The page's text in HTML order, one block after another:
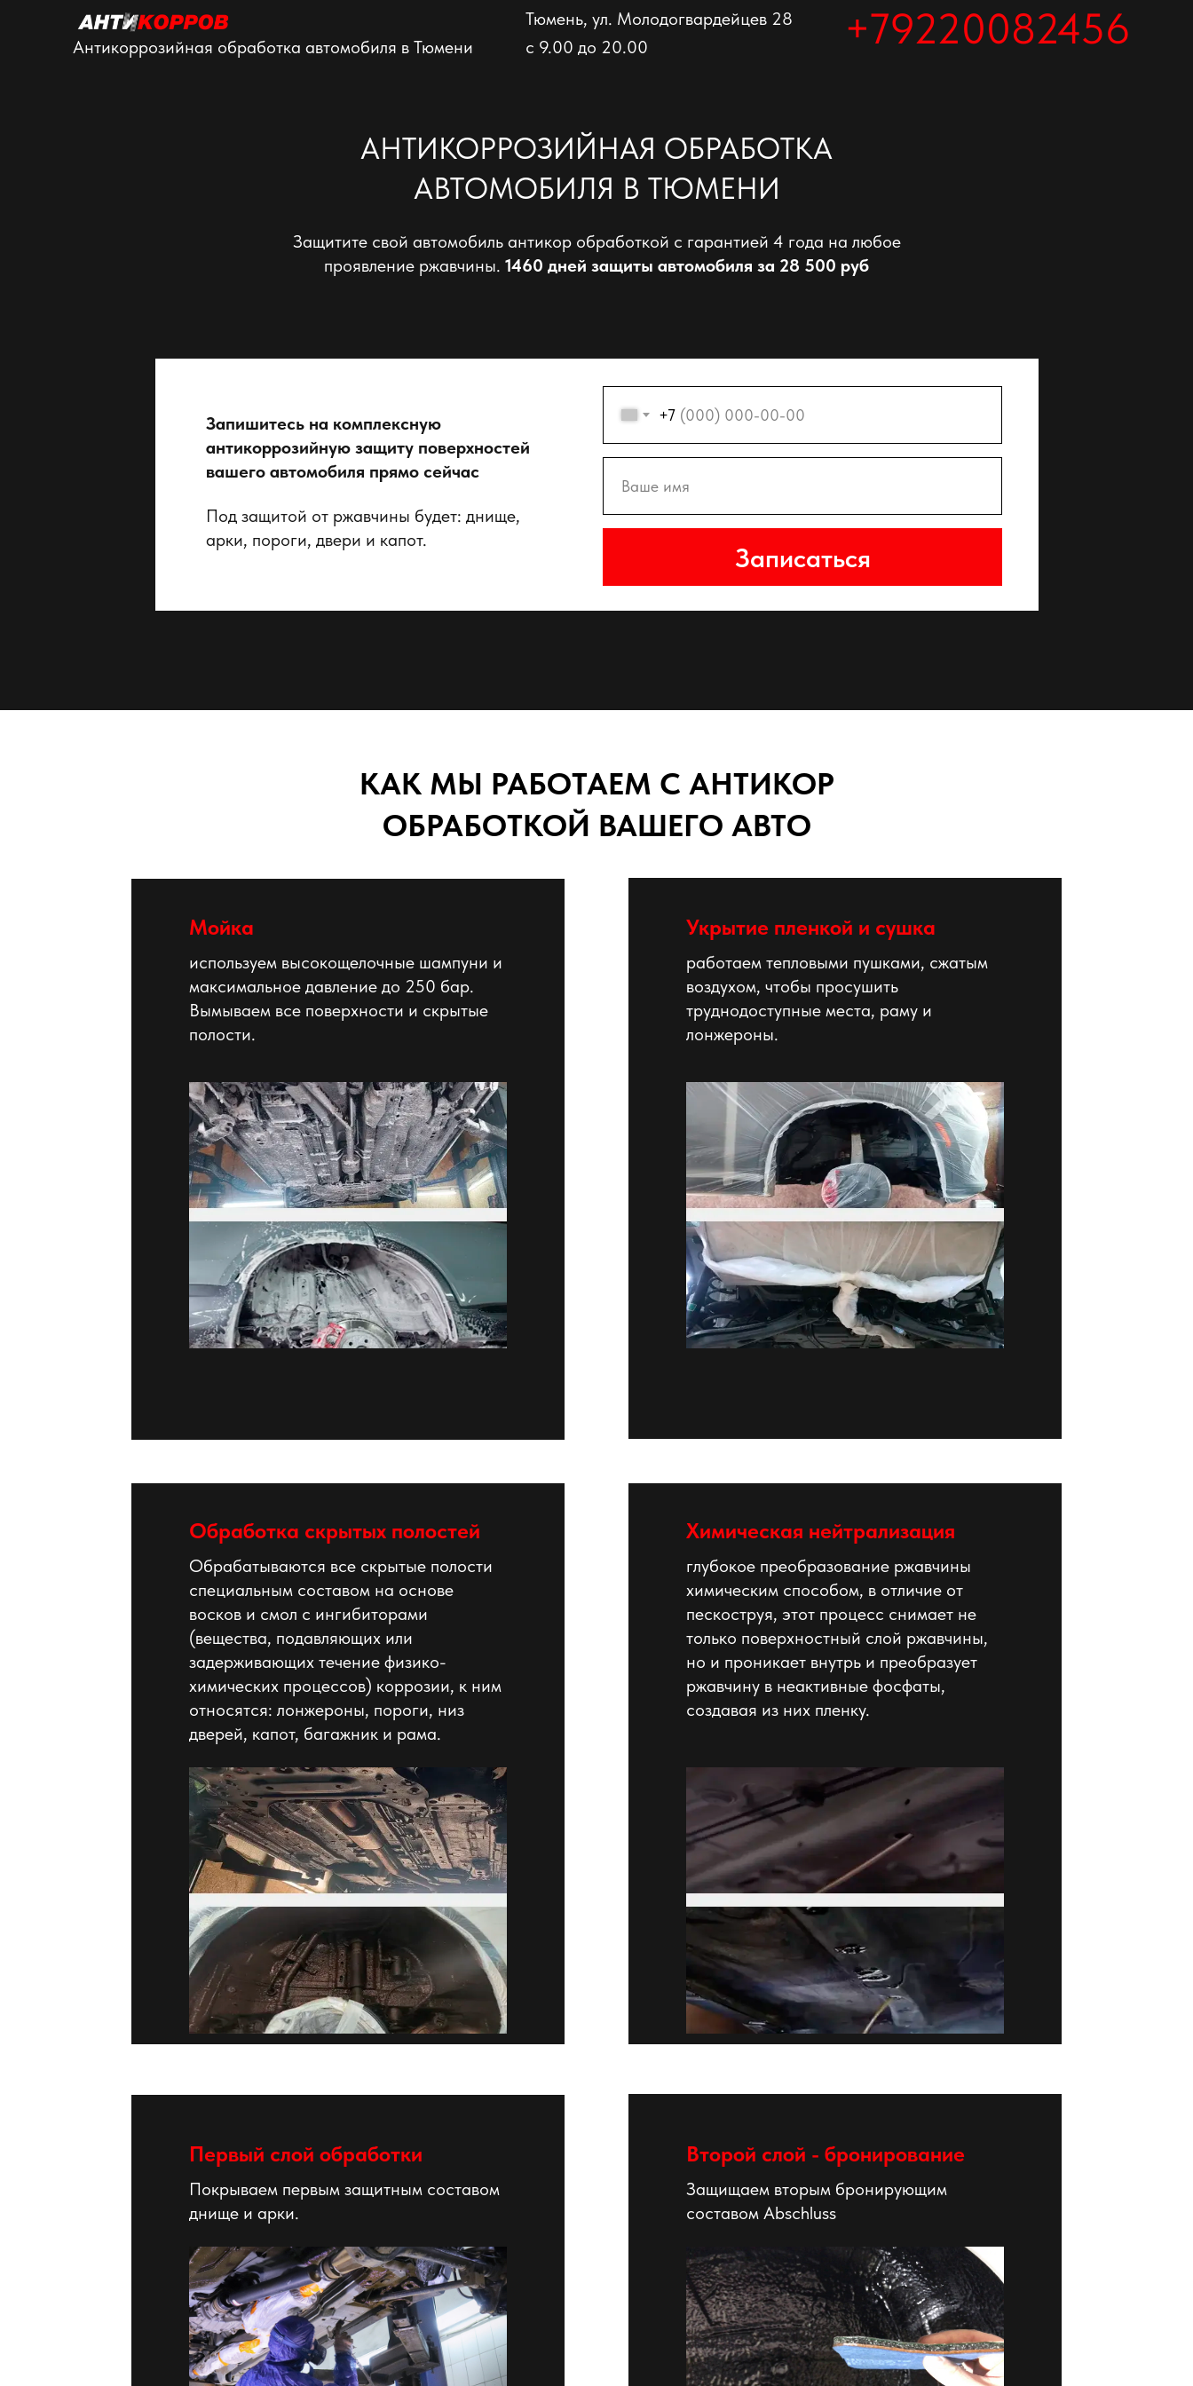
с 9.00 до 20.00 +79220082456
Тюмень, ул. Молодогвардейцев 28
Антикоррозийная обработка автомобиля в Тюмени
АНТИКОРРОЗИЙНАЯ ОБРАБОТКА
АВТОМОБИЛЯ В ТЮМЕНИ
Защитите свой автомобиль антикор обработкой с гарантией 4 года на любое
проявление ржавчины. 1460 дней защиты автомобиля за 28 500 руб
Запишитесь на комплексную
антикоррозийную защиту поверхностей
вашего автомобиля прямо сейчас
+7
Записаться
Под защитой от ржавчины будет: днище,
арки, пороги, двери и капот.
КАК МЫ РАБОТАЕМ С АНТИКОР
ОБРАБОТКОЙ ВАШЕГО АВТО
Мойка
используем высокощелочные шампуни и
максимальное давление до 250 бар.
Вымываем все поверхности и скрытые
полости.
работаем тепловыми пушками, сжатым
воздухом, чтобы просушить
труднодоступные места, раму и
лонжероны.
Укрытие пленкой и сушка
Обработка скрытых полостей
Обрабатываются все скрытые полости
специальным составом на основе
восков и смол c ингибиторами
(вещества, подавляющих или
задерживающих течение физико-
химических процессов) коррозии, к ним
относятся: лонжероны, пороги, низ
дверей, капот, багажник и рама.
Химическая нейтрализация
глубокое преобразование ржавчины
химическим способом, в отличие от
пескоструя, этот процесс снимает не
только поверхностный слой ржавчины,
но и проникает внутрь и преобразует
ржавчину в неактивные фосфаты,
создавая из них пленку.
Защищаем вторым бронирующим
составом Abschluss
Второй слой - бронирование
Первый слой обработки
Покрываем первым защитным составом
днище и арки.